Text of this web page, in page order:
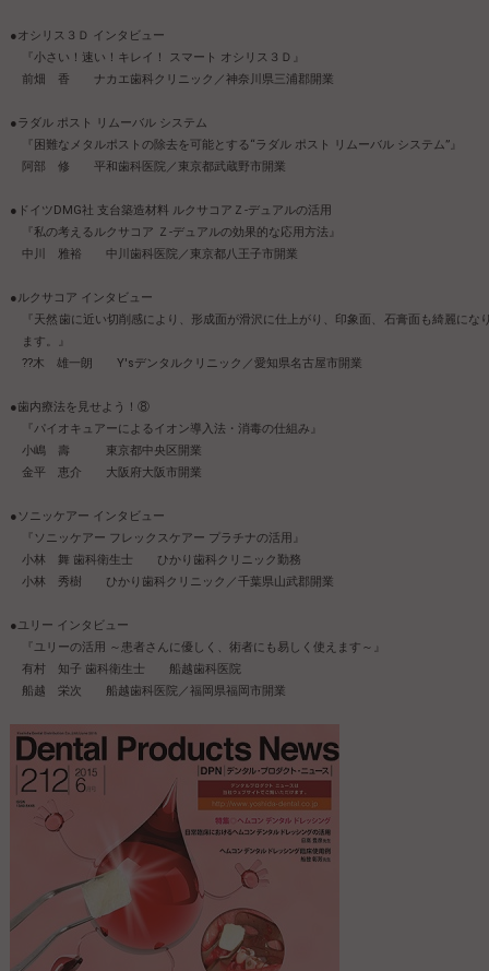
●オシリス３Ｄ インタビュー
『小さい！速い！キレイ！ スマート オシリス３Ｄ』
前畑 香 ナカエ歯科クリニック／神奈川県三浦郡開業
●ラダル ポスト リムーバル システム
『困難なメタルポストの除去を可能とする“ラダル ポスト リムーバル システム”』
阿部 修 平和歯科医院／東京都武蔵野市開業
●ドイツDMG社 支台築造材料 ルクサコアＺ-デュアルの活用
『私の考えるルクサコア Ｚ-デュアルの効果的な応用方法』
中川 雅裕 中川歯科医院／東京都八王子市開業
●ルクサコア インタビュー
『天然歯に近い切削感により、形成面が滑沢に仕上がり、印象面、石膏面も綺麗にな
ます。』
??木 雄一朗 Y'sデンタルクリニック／愛知県名古屋市開業
●歯内療法を見せよう！⑧
『パイオキュアーによるイオン導入法・消毒の仕組み』
小嶋 壽 東京都中央区開業
金平 恵介 大阪府大阪市開業
●ソニッケアー インタビュー
『ソニッケアー フレックスケアー プラチナの活用』
小林 舞 歯科衛生士 ひかり歯科クリニック勤務
小林 秀樹 ひかり歯科クリニック／千葉県山武郡開業
●ユリー インタビュー
『ユリーの活用 ～患者さんに優しく、術者にも易しく使えます～』
有村 知子 歯科衛生士 船越歯科医院
船越 栄次 船越歯科医院／福岡県福岡市開業